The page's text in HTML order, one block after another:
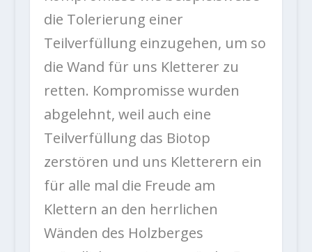
die Tolerierung einer
Teilverfüllung einzugehen, um so
die Wand für uns Kletterer zu
retten. Kompromisse wurden
abgelehnt, weil auch eine
Teilverfüllung das Biotop
zerstören und uns Kletterern ein
für alle mal die Freude am
Klettern an den herrlichen
Wänden des Holzberges